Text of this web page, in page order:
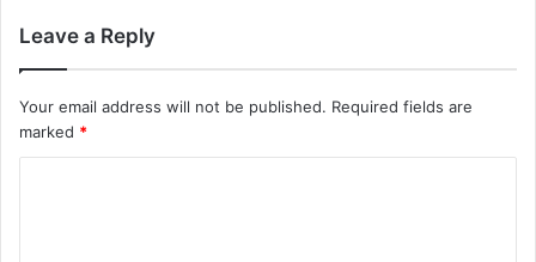
Leave a Reply
Your email address will not be published. Required fields are
marked *